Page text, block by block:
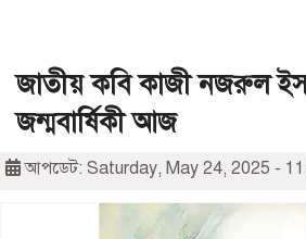
জাতীয় কবি কাজী নজরুল
জন্মবার্ষিকী আজ
আপডেট: Saturday, May 24, 2025 -